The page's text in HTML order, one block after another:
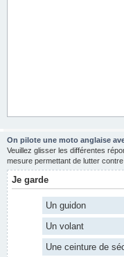
On pilote une moto anglaise
Veuillez glisser les différentes
mesure permettant de lutter
Je garde
Un guidon
Un volant
Une ceinture de